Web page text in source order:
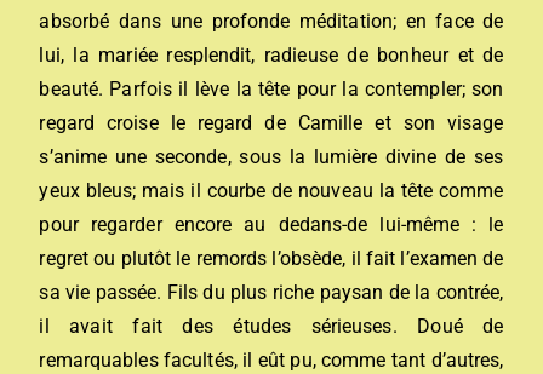
absorbé dans une profonde méditation; en face de
lui, la mariée resplendit, radieuse de bonheur et de
beauté. Parfois il lève la tête pour la contempler; son
regard croise le regard de Camille et son visage
s’anime une seconde, sous la lumière divine de ses
yeux bleus; mais il courbe de nouveau la tête comme
pour regarder encore au dedans-de lui-même : le
regret ou plutôt le remords l’obsède, il fait l’examen de
sa vie passée. Fils du plus riche paysan de la contrée,
il avait fait des études sérieuses. Doué de
remarquables facultés, il eût pu, comme tant d’autres,